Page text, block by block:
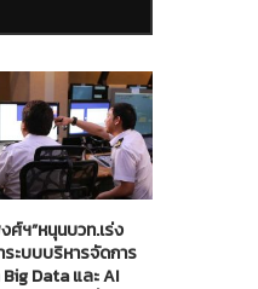
ศ์ฯ”หนุนบวท.เร่ง
ะบบบริหารจัดการ
Data และ AI